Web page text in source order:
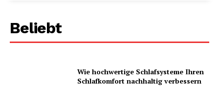
Beliebt
Wie hochwertige Schlafsysteme Ihren
Schlafkomfort nachhaltig verbessern